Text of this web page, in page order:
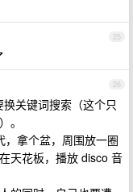
25
26
关键词搜索（这个只
。
，拿个盆，周围放一圈
天花板，播放 disco 音